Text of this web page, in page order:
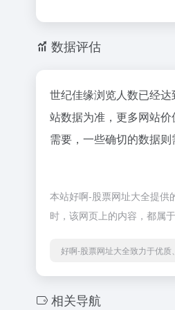
数据评估
世纪佳缘浏览人数已经
站数据为准，更多网站
需要，一些确切的数据
本站好啊-股票网址大全提供
时，该网页上的内容，都属
好啊-股票网址大全致力于优质
相关导航